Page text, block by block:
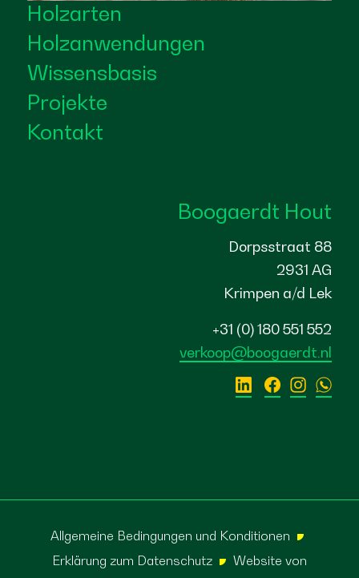
Holzarten
Holzanwendungen
Wissensbasis
Projekte
Kontakt
Boogaerdt Hout
Dorpsstraat 88
2931 AG
Krimpen a/d Lek
+31 (0) 180 551 552
verkoop@boogaerdt.nl
Allgemeine Bedingungen und Konditionen
Erklärung zum Datenschutz
Website von